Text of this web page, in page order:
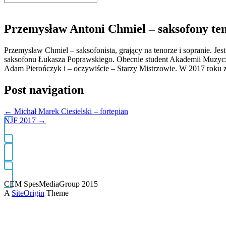
for:
Przemysław Antoni Chmiel – saksofony
Przemysław Chmiel – saksofonista, grający na tenorze i sopranie.
saksofonu Łukasza Poprawskiego. Obecnie student Akademii
Adam Pierończyk i – oczywiście – Starzy Mistrzowie. W 2017 roku
Post navigation
← Michał Marek Ciesielski – fortepian
NJF 2017 →
CEM SpesMediaGroup 2015
A SiteOrigin Theme